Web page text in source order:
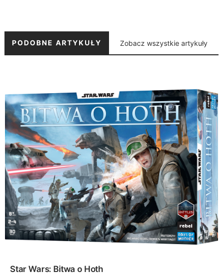
PODOBNE ARTYKUŁY Zobacz wszystkie artykuły
Star Wars: Bitwa o Hoth